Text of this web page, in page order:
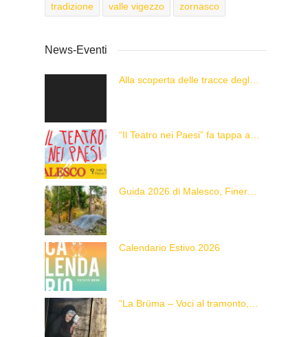
tradizione valle vigezzo zornasco
News-Eventi
Calendario Estivo 2026
“La Brüma – Voci al tramonto, di una vita e di un’epoca”